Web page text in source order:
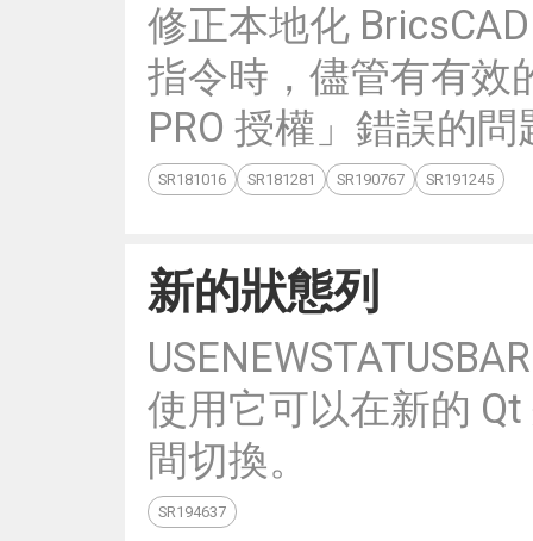
修正本地化
指令時，儘管有有效
PRO 授權」錯誤的問
SR181016 SR181281 SR190767 SR191245
新的狀態列
使用它可以在新的
間切換。
SR194637